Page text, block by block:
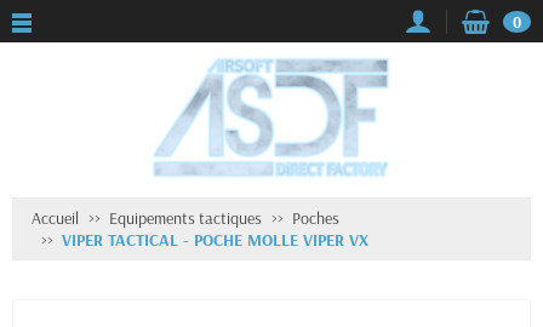
0
Accueil Equipements tactiques
Poches
VIPER TACTICAL - POCHE MOLLE VIPER VX